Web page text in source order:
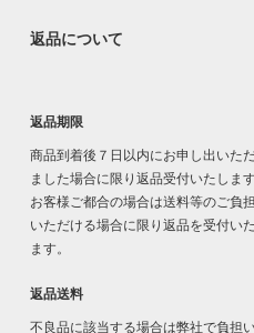
返品について
返品期限
商品到着後７日以内にお申し出いた
ました場合に限り返品受付いたします
お客様ご都合の場合は送料等のご負
いただける場合に限り返品を受付い
ます。
返品送料
不良品に該当する場合は弊社で負担